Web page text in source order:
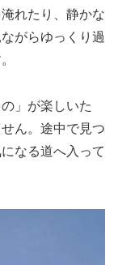
れたり、静かな
がらゆっくり過
」が楽しいた
ん。途中で見つ
なる道へ入って